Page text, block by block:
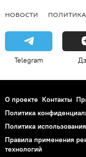
НОВОСТИ ПОЛИТИКА
Telegram
О проекте Контакты
Политика
Политика
Правила применения
технологий